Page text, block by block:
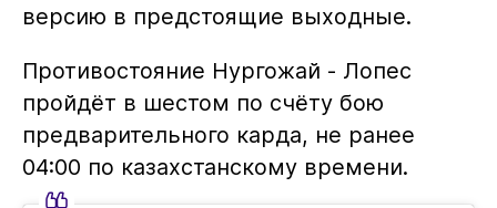
версию в предстоящие выходные.
Противостояние Нургожай - Лопес
пройдёт в шестом по счёту бою
предварительного карда, не ранее
04:00 по казахстанскому времени.